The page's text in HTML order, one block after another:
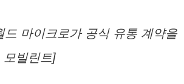
마이크로가 공식 유통 계약을
모빌린트]